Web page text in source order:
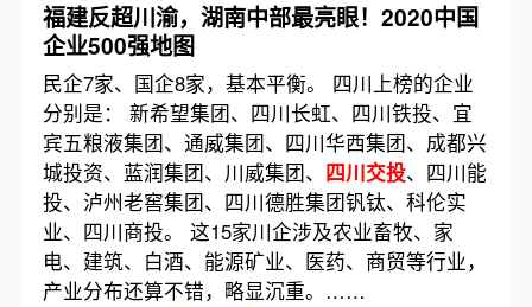
福建反超川渝，湖南中部最亮眼！2020中国
企业500强地图
民企7家、国企8家，基本平衡。 四川上榜的企业
分别是： 新希望集团、四川长虹、四川铁投、宜
宾五粮液集团、通威集团、四川华西集团、成都兴
城投资、蓝润集团、川威集团、 四川交投、四川能
投、泸州老窖集团、四川德胜集团钒钛、科伦实
业、四川商投。 这15家川企涉及农业畜牧、家
电、建筑、白酒、能源矿业、医药、商贸等行业，
产业分布还算不错，略显沉重。……